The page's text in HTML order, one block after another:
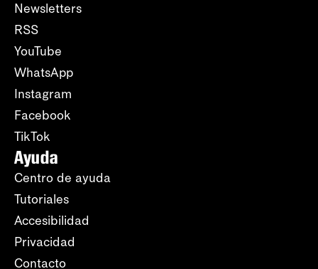
Newsletters
RSS
YouTube
WhatsApp
Instagram
Facebook
TikTok
Ayuda
Centro de ayuda
Tutoriales
Accesibilidad
Privacidad
Contacto